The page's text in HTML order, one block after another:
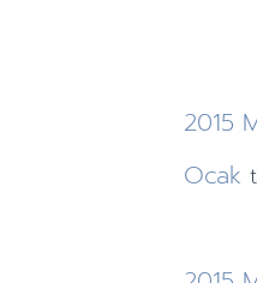
2015
Ocak